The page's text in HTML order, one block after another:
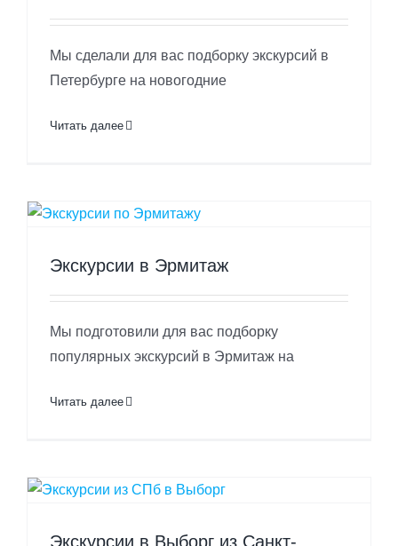
Мы сделали для вас подборку экскурсий в
Петербурге на новогодние
Читать далее
Экскурсии в Эрмитаж
Мы подготовили для вас подборку
популярных экскурсий в Эрмитаж на
Читать далее
Экскурсии в Выборг из Санкт-